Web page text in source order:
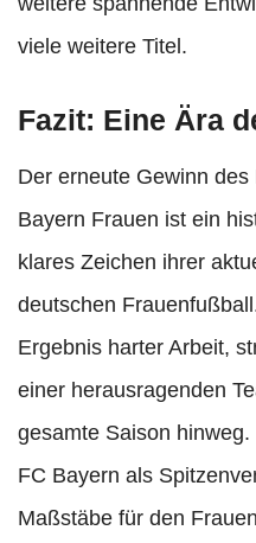
viele weitere Titel.
Fazit: Eine Ära
Der erneute Gewinn
Bayern Frauen ist ein
klares Zeichen ihrer
deutschen
Ergebnis harter Arbeit,
einer herausragenden
gesamte Saison
FC Bayern als
Maßstäbe für den